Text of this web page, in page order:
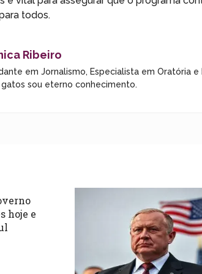
todos.
Ribeiro
em Jornalismo, Especialista em Oratória
sou eterno conhecimento.
hoje e